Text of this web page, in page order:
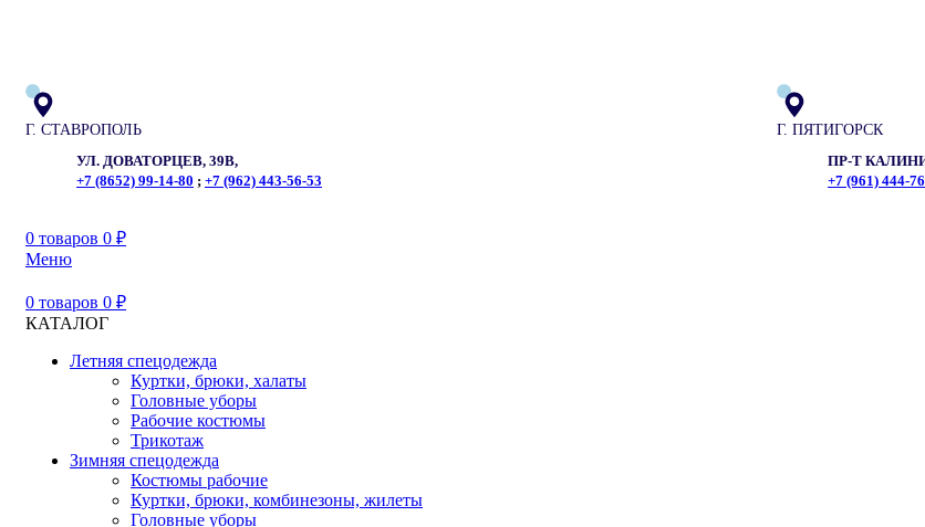
Г. СТАВРОПОЛЬ
УЛ. ДОВАТОРЦЕВ, 39В,
+7 (8652) 99-14-80 ; +7 (962) 443-56-53
Г. ПЯТИГОРСК
ПР-Т
+7 (961) 444-
0 товаров 0 ₽
Меню
0 товаров 0 ₽
КАТАЛОГ
Летняя спецодежда
Куртки, брюки, халаты
Головные уборы
Рабочие костюмы
Трикотаж
Зимняя спецодежда
Костюмы рабочие
Куртки, брюки, комбинезоны, жилеты
Головные уборы